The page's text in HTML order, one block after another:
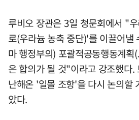
루비오 장관은 3일 청문회에서 "
로(우라늄 농축 중단)'를 이끌어낼
마 행정부의) 포괄적공동행동계
은 합의가 될 것"이라고 강조했다.
난해온 '일몰 조항'을 다시 논의할
았다.